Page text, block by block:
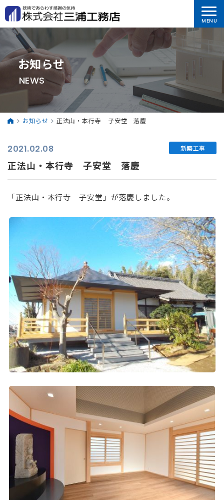
お知らせ
NEWS
お知らせ 正法山・本行寺 子安堂 落慶
2021.02.08 新築工事
正法山・本行寺 子安堂 落慶
「正法山・本行寺 子安堂」が落慶しました。